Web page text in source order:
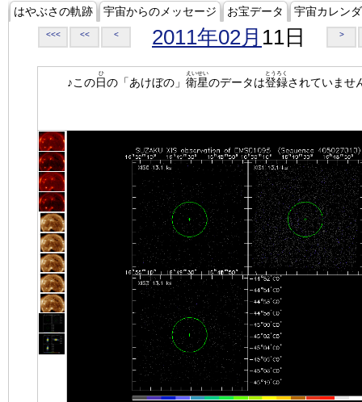
はやぶさの軌跡 宇宙からのメッセージ お宝データ 宇宙カレン
<<< << < 2011年02月 11日 >
♪この日
ひ
の「あけぼの」 衛星
えいせい
のデータは登録
とうろく
されていませ